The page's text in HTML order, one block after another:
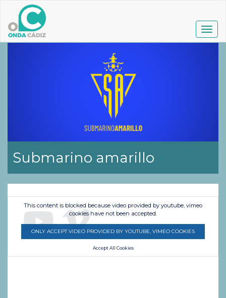
contenido
principal
Submarino amarillo
This content is blocked because video provided by youtube, vimeo
cookies have not been accepted.
ONLY ACCEPT VIDEO PROVIDED BY YOUTUBE, VIMEO COOKIES
Accept All Cookies